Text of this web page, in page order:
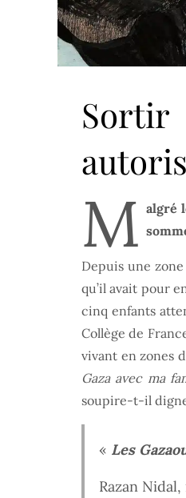
M algré
Depuis une
qu’il avait pour
cinq enfants
Collège de
vivant en zones
Gaza avec ma
soupire-t-il
« Les
Razan